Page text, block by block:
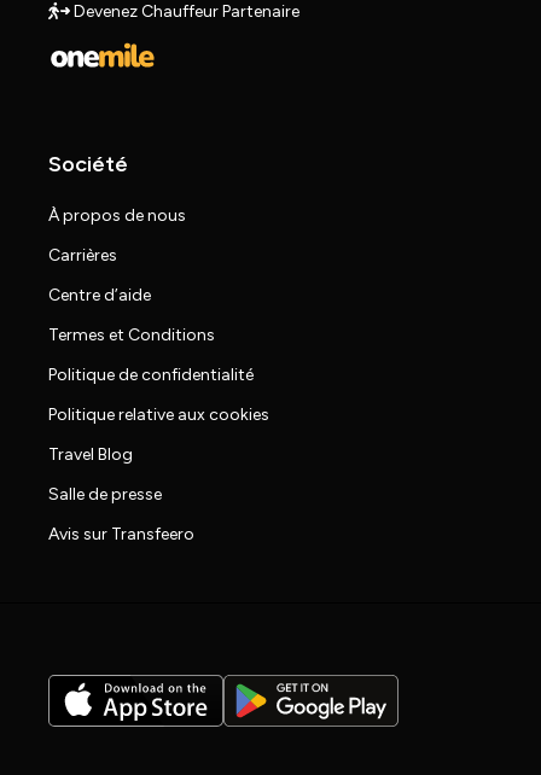
Devenez Chauffeur Partenaire
Société
À propos de nous
Carrières
Centre d’aide
Termes et Conditions
Politique de confidentialité
Politique relative aux cookies
Travel Blog
Salle de presse
Avis sur Transfeero